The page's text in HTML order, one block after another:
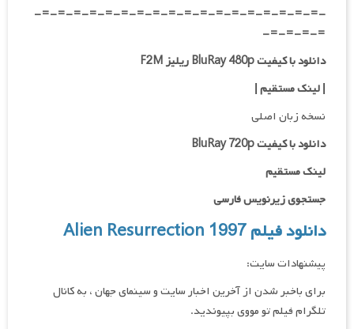
-=-=-=-=-=-=-=-=-=-=-=-=-=-=-=-=-=-=-
=-=-=-=-
دانلود با کیفیت BluRay 480p ریلیز F2M
| لینک مستقیم|
نسخه زبان اصلی
دانلود با کیفیت BluRay 720p
لینک مستقیم
جستجوی زیرنویس فارسی
دانلود فیلم Alien Resurrection 1997
پیشنهادات سایت:
برای باخبر شدن از آخرین اخبار سایت و سینمای جهان ، به کانال
تلگرام فیلم تو مووی بپیوندید.